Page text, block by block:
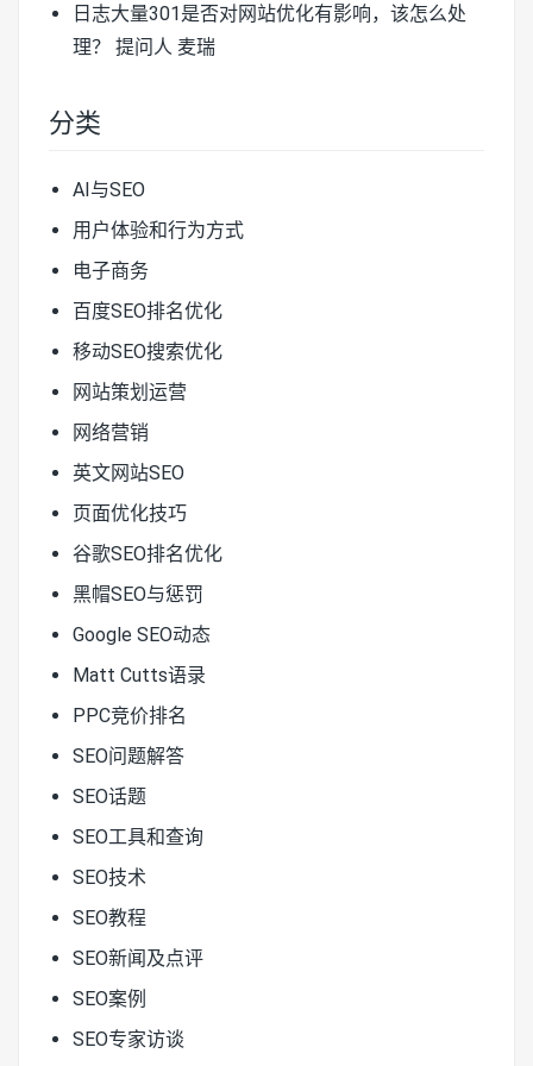
日志大量301是否对网站优化有影响，该怎么处
理？
提问人 麦瑞
分类
AI与SEO
用户体验和行为方式
电子商务
百度SEO排名优化
移动SEO搜索优化
网站策划运营
网络营销
英文网站SEO
页面优化技巧
谷歌SEO排名优化
黑帽SEO与惩罚
Google SEO动态
Matt Cutts语录
PPC竞价排名
SEO问题解答
SEO话题
SEO工具和查询
SEO技术
SEO教程
SEO新闻及点评
SEO案例
SEO专家访谈